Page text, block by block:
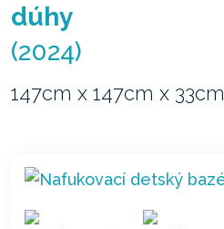
dúhy
(2024)
147cm x 147cm x 33cm